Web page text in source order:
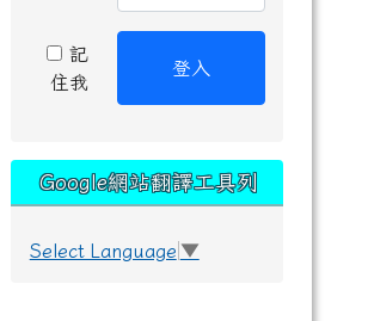
記
住我
登入
Google網站翻譯工具列
Select Language ▼